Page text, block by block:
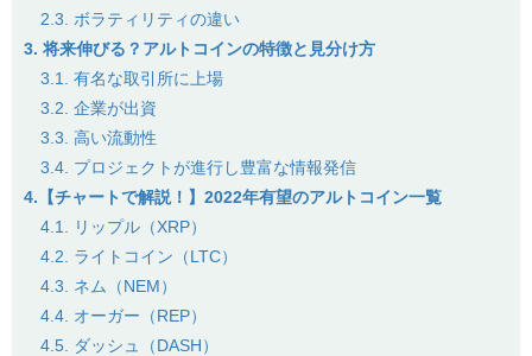
2.3. ボラティリティの違い
3. 将来伸びる？アルトコインの特徴と見分け方
3.1. 有名な取引所に上場
3.2. 企業が出資
3.3. 高い流動性
3.4. プロジェクトが進行し豊富な情報発信
4.【チャートで解説！】2022年有望のアルトコイン一覧
4.1. リップル（XRP）
4.2. ライトコイン（LTC）
4.3. ネム（NEM）
4.4. オーガー（REP）
4.5. ダッシュ（DASH）